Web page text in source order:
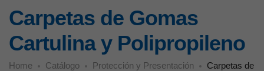
Carpetas de Gomas
Cartulina y Polipropileno
Home Catálogo Protección y Presentación
Carpetas de